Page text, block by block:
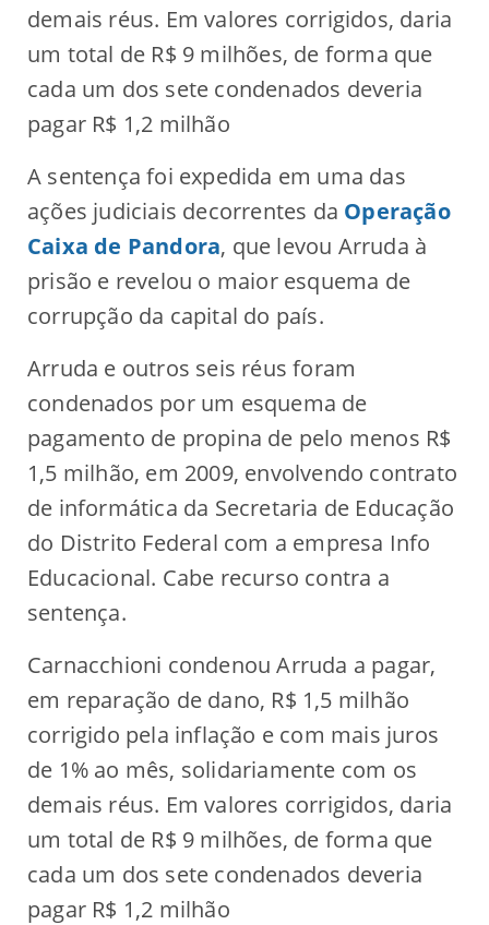
demais réus. Em valores corrigidos, daria
um total de R$ 9 milhões, de forma que
cada um dos sete condenados deveria
pagar R$ 1,2 milhão
A sentença foi expedida em uma das
ações judiciais decorrentes da Operação
Caixa de Pandora, que levou Arruda à
prisão e revelou o maior esquema de
corrupção da capital do país.
Arruda e outros seis réus foram
condenados por um esquema de
pagamento de propina de pelo menos R$
1,5 milhão, em 2009, envolvendo contrato
de informática da Secretaria de Educação
do Distrito Federal com a empresa Info
Educacional. Cabe recurso contra a
sentença.
Carnacchioni condenou Arruda a pagar,
em reparação de dano, R$ 1,5 milhão
corrigido pela inflação e com mais juros
de 1% ao mês, solidariamente com os
demais réus. Em valores corrigidos, daria
um total de R$ 9 milhões, de forma que
cada um dos sete condenados deveria
pagar R$ 1,2 milhão